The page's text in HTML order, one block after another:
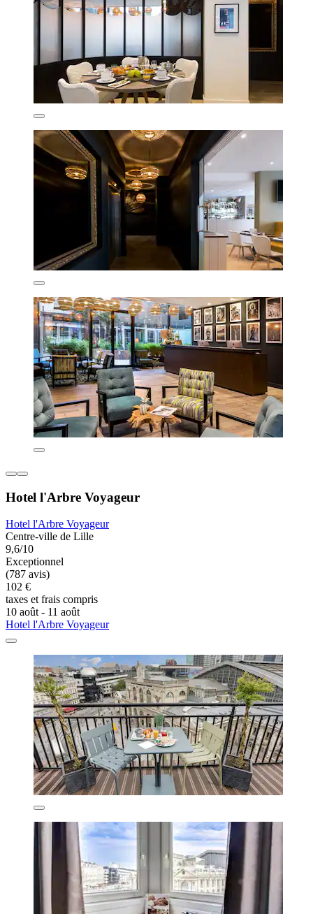
Hotel l'Arbre Voyageur
Hotel l'Arbre Voyageur
Centre-ville de Lille
9,6/10
Exceptionnel
(787 avis)
102 €
taxes et frais compris
10 août - 11 août
Hotel l'Arbre Voyageur